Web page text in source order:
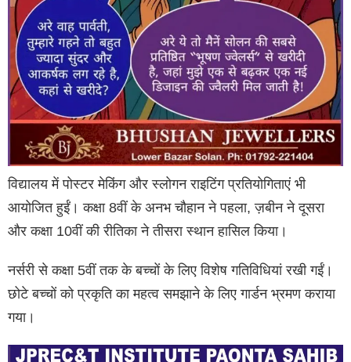
विद्यालय में पोस्टर मेकिंग और स्लोगन राइटिंग प्रतियोगिताएं भी
आयोजित हुईं। कक्षा 8वीं के अनभ चौहान ने पहला, ज़बीन ने दूसरा
और कक्षा 10वीं की रीतिका ने तीसरा स्थान हासिल किया।
नर्सरी से कक्षा 5वीं तक के बच्चों के लिए विशेष गतिविधियां रखी गईं।
छोटे बच्चों को प्रकृति का महत्व समझाने के लिए गार्डन भ्रमण कराया
गया।